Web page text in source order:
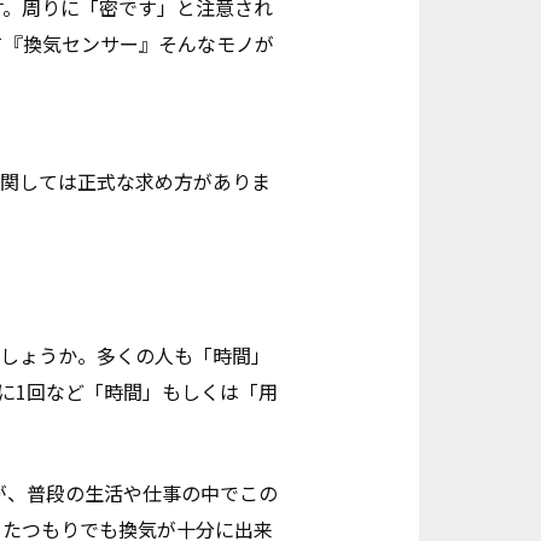
周りに「密です」と注意され
換気センサー』そんなモノが
しては正式な求め方がありま
うか。多くの人も「時間」
1回など「時間」もしくは「用
普段の生活や仕事の中でこの
つもりでも換気が十分に出来